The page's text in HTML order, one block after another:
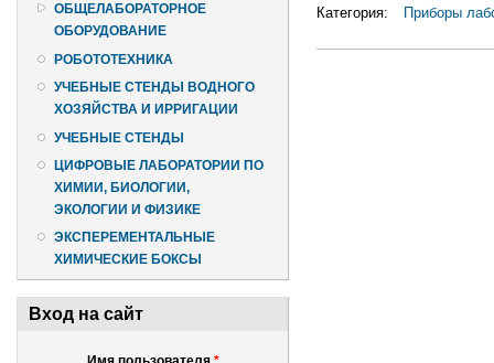
ОБЩЕЛАБОРАТОРНОЕ
ОБОРУДОВАНИЕ
РОБОТОТЕХНИКА
УЧЕБНЫЕ СТЕНДЫ ВОДНОГО
ХОЗЯЙСТВА И ИРРИГАЦИИ
УЧЕБНЫЕ СТЕНДЫ
ЦИФРОВЫЕ ЛАБОРАТОРИИ ПО
ХИМИИ, БИОЛОГИИ,
ЭКОЛОГИИ И ФИЗИКЕ
ЭКСПЕРЕМЕНТАЛЬНЫЕ
ХИМИЧЕСКИЕ БОКСЫ
Вход на сайт
Категория: Приборы